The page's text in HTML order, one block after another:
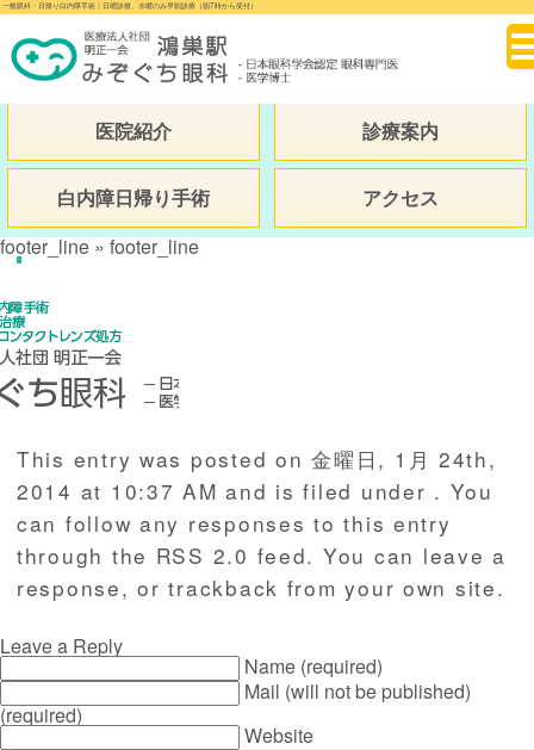
一般眼科・日帰り白内障手術｜日曜診療、水曜のみ早朝診療（朝7時から受付）
医院紹介 診療案内
白内障日帰り手術
アクセス
footer_line» footer_line
This entry was posted on 金曜日, 1月 24th,
2014 at 10:37 AM and is filed under . You
can follow any responses to this entry
through the RSS 2.0 feed. You can leave a
response, ortrackback from your own site.
Leave a Reply
Name (required)
Mail (will not be published)
(required)
Website